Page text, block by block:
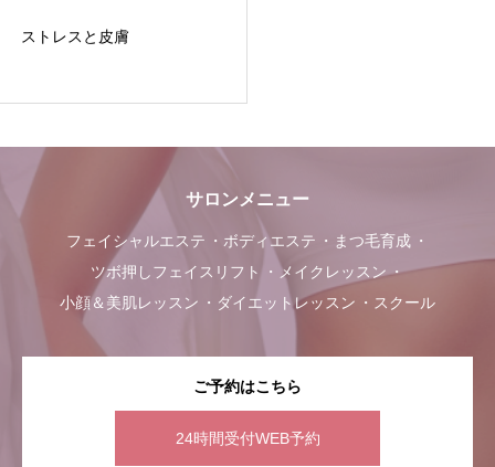
ストレスと皮膚
サロンメニュー
フェイシャルエステ ボディエステ
まつ毛育成
ツボ押しフェイスリフト
メイクレッスン
小顔＆美肌レッスン
ダイエットレッスン スクール
ご予約はこちら
24時間受付WEB予約